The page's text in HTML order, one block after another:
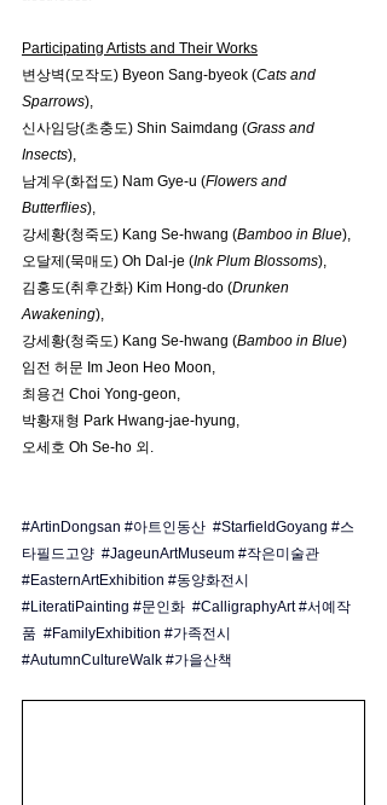
Participating Artists and Their Works
변상벽(모작도) Byeon Sang-byeok (Cats and
Sparrows),
신사임당(초충도) Shin Saimdang (Grass and
Insects),
남계우(화접도) Nam Gye-u (Flowers and
Butterflies),
강세황(청죽도) Kang Se-hwang (Bamboo in Blue),
오달제(묵매도) Oh Dal-je (Ink Plum Blossoms),
김홍도(취후간화) Kim Hong-do (Drunken
Awakening),
강세황(청죽도) Kang Se-hwang (Bamboo in Blue)
임전 허문 Im Jeon Heo Moon,
최용건 Choi Yong-geon,
박황재형 Park Hwang-jae-hyung,
오세호 Oh Se-ho 외.
#ArtinDongsan #아트인동산 #StarfieldGoyang #스
타필드고양 #JageunArtMuseum #작은미술관
#EasternArtExhibition #동양화전시
#LiteratiPainting #문인화 #CalligraphyArt #서예작
품 #FamilyExhibition #가족전시
#AutumnCultureWalk #가을산책